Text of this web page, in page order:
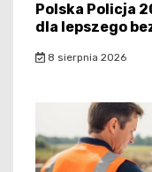
Polska Policja
dla lepszego
8 sierpnia 2026